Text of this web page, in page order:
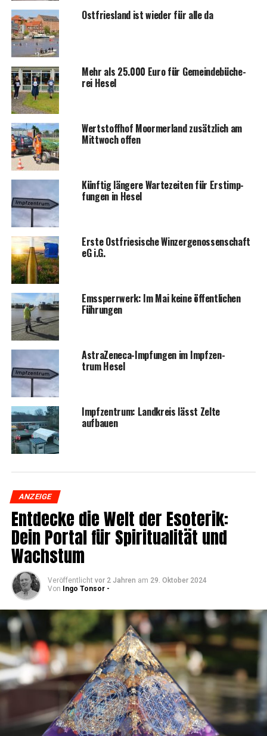
Ost­fries­land ist wie­der für alle da
Mehr als 25.000 Euro für Gemein­de­bü­che­
rei Hesel
Wert­stoff­hof Moorm­er­land zusätz­lich am
Mitt­woch offen
Künf­tig län­ge­re War­te­zei­ten für Erst­imp­
fun­gen in Hesel
Ers­te Ost­frie­si­sche Win­zer­ge­nos­sen­schaft
eG i.G.
Ems­sperr­werk: Im Mai kei­ne öffent­li­chen
Führungen
Astra­Ze­ne­ca-Imp­fun­gen im Impf­zen­
trum Hesel
Impf­zen­trum: Land­kreis lässt Zel­te
aufbauen
ANZEIGE
Ent­de­cke die Welt der Eso­te­rik:
Dein Por­tal für Spi­ri­tua­li­tät und
Wachstum
Veröffentlicht vor 2 Jahren am 29. Oktober 2024
Von
Ingo Tonsor -